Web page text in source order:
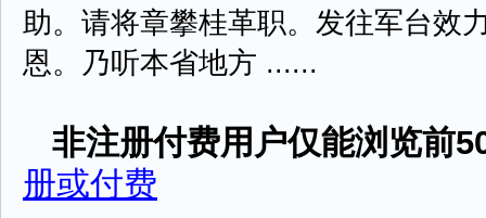
助。请将章攀桂革职。发往军台效
恩。乃听本省地方 ......
非注册付费用户仅能浏览前
册或付费